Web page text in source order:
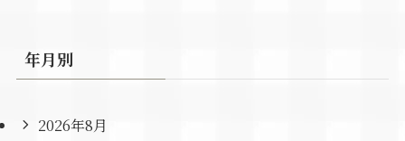
年月別
2026年8月